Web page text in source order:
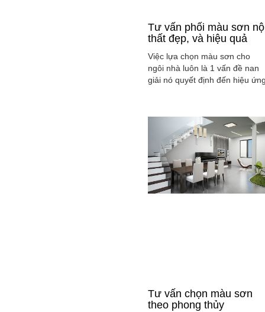
Tư vấn phối màu sơn
thất đẹp, và hiệu quả
Việc lựa chọn màu sơn cho
ngôi nhà luôn là 1 vấn đề nan
giải nó quyết định đến hiệu
của gia đình bạn.
Tư vấn chọn màu sơn
theo phong thủy